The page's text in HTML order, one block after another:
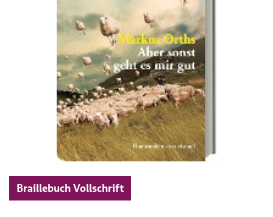
Braillebuch Vollschrift